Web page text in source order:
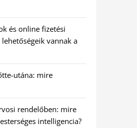
és online fizetési
vannak a
utána: mire
rendelőben: mire
intelligencia?